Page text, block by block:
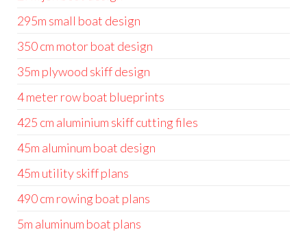
295m small boat design
350 cm motor boat design
35m plywood skiff design
4 meter row boat blueprints
425 cm aluminium skiff cutting files
45m aluminum boat design
45m utility skiff plans
490 cm rowing boat plans
5m aluminum boat plans